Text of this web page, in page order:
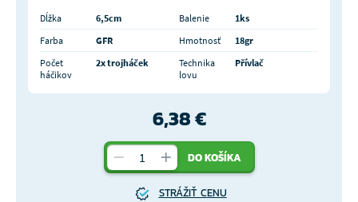
Dĺžka 6,5cm Balenie
1ks
Farba
GFR Hmotnosť
18gr
Počet
háčikov
2x trojháček
Technika
lovu
Přívlač
6,38 €
DO KOŠÍKA
STRÁŽIŤ CENU